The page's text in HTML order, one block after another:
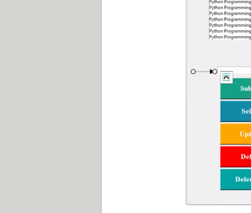
#
btnSub = Button(window,
btnSelect = Button(window,